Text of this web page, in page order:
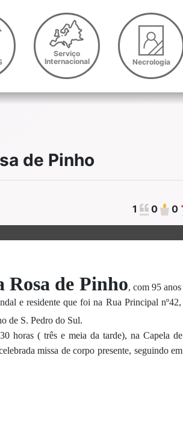
Serviço
Internacional
Necrologia
de Pinho
1 0 0
Rosa de Pinho, com 95 anos
e residente que foi na Rua Principal nº42,
de S. Pedro do Sul.
horas ( três e meia da tarde), na Capela de
missa de corpo presente, seguindo em